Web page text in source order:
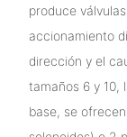
produce
accionamiento
dirección y el
tamaños 6 y 10,
base, se